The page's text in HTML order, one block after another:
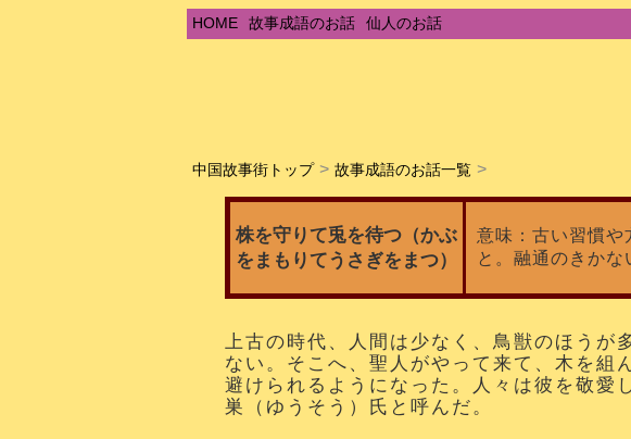
HOME 故事成語のお話 仙人のお話
中国故事街トップ 故事成語のお話一覧
株を守りて兎を待つ（かぶ
をまもりてうさぎをまつ）
意味：古い習慣や
と。融通のきかな
上古の時代、人間は少なく、鳥獣のほうが
ない。そこへ、聖人がやって来て、木を組
避けられるようになった。人々は彼を敬愛
巣（ゆうそう）氏と呼んだ。